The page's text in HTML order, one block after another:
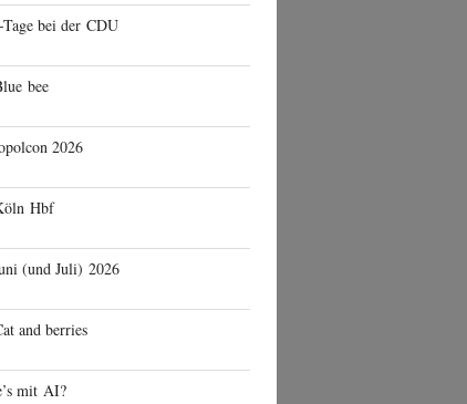
Tage bei der CDU
bee
2026
Hbf
(und Juli) 2026
and berries
mit AI?